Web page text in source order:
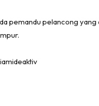
pemandu pelancong